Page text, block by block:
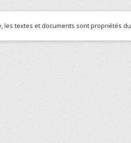
les textes et documents sont propriétés